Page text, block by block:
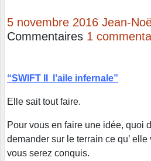
5 novembre 2016 Jean-
Commentaires 1
“SWIFT II l’aile infernale”
Elle sait tout faire.
Pour vous en faire une idée, quoi
demander sur le terrain ce qu’
vous serez conquis.